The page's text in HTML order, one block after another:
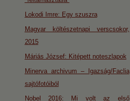
Lokodi Imre: Egy szuszra
Magyar költészetnapi verscsokor,
2015
Máriás József: Kitépett noteszlapok
Minerva archivum – Igazság/Faclia
sajtófotóiból
Nobel 2016: Mi volt az első